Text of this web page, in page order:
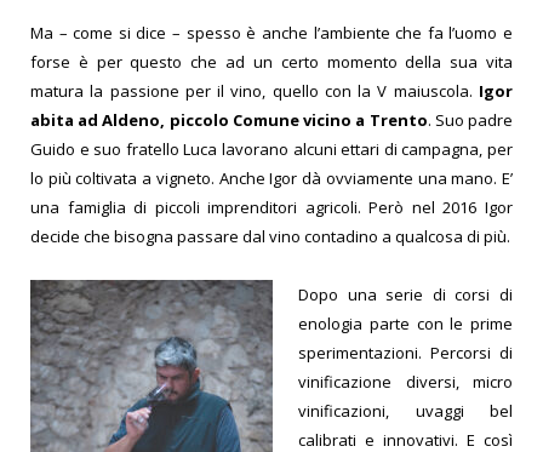
Ma – come si dice – spesso è anche l’ambiente che fa l’uomo e
forse è per questo che ad un certo momento della sua vita
matura la passione per il vino, quello con la V maiuscola. Igor
abita ad Aldeno, piccolo Comune vicino a Trento. Suo padre
Guido e suo fratello Luca lavorano alcuni ettari di campagna, per
lo più coltivata a vigneto. Anche Igor dà ovviamente una mano. E’
una famiglia di piccoli imprenditori agricoli. Però nel 2016 Igor
decide che bisogna passare dal vino contadino a qualcosa di più.
Dopo una serie di corsi di
enologia parte con le prime
sperimentazioni. Percorsi di
vinificazione diversi, micro
vinificazioni, uvaggi bel
calibrati e innovativi. E così